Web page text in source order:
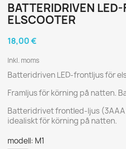
BATTERIDRIVEN
ELSCOOTER
18,00 €
Inkl. moms
Batteridriven LED-frontljus för
Framljus för körning på natten.
Batteridrivet frontled-ljus (3AAA
idealiskt för körning på natten.
modell: M1